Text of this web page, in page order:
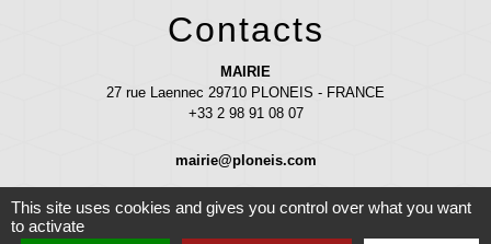
Contacts
MAIRIE
27 rue Laennec 29710 PLONEIS - FRANCE
+33 2 98 91 08 07
mairie@ploneis.com
Horaires d'ouverture au public : du lundi au vendredi de 9 h à 12 h et de
13 h 30 à 17 h - le mardi et le samedi de 9 h à 12 h
This site uses cookies and gives you control over what you want
to activate